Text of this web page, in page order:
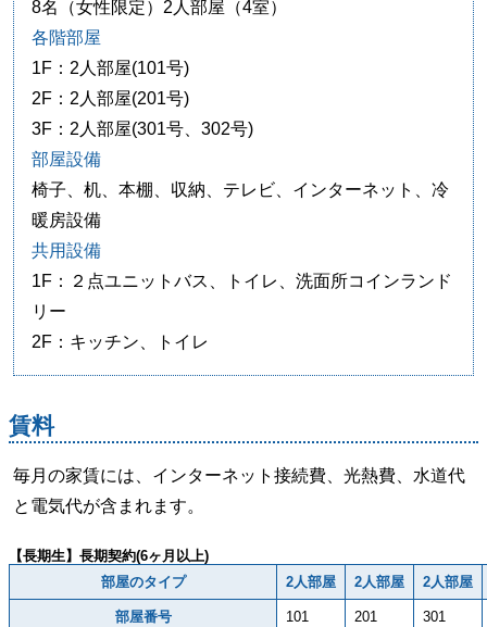
8名（女性限定）2人部屋（4室）
各階部屋
1F：2人部屋(101号)
2F：2人部屋(201号)
3F：2人部屋(301号、302号)
部屋設備
椅子、机、本棚、収納、テレビ、インターネット、冷
暖房設備
共用設備
1F：２点ユニットバス、トイレ、洗面所コインランド
リー
2F：キッチン、トイレ
賃料
毎月の家賃には、インターネット接続費、光熱費、水道代
と電気代が含まれます。
【長期生】長期契約(6ヶ月以上)
部屋のタイプ
2人部屋 2人部屋 2人部屋
部屋番号 101 201 301